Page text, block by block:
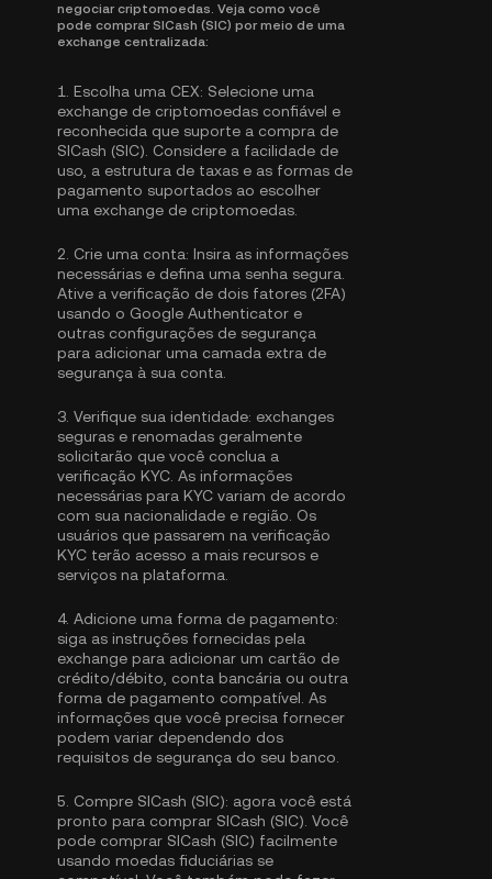
negociar criptomoedas. Veja como você
pode comprar SICash (SIC) por meio de uma
exchange centralizada:
1. Escolha uma CEX: Selecione uma
exchange de criptomoedas confiável e
reconhecida que suporte a compra de
SICash (SIC). Considere a facilidade de
uso, a estrutura de taxas e as formas de
pagamento suportados ao escolher
uma exchange de criptomoedas.
2. Crie uma conta: Insira as informações
necessárias e defina uma senha segura.
Ative a verificação de dois fatores (2FA)
usando o Google Authenticator e
outras configurações de segurança
para adicionar uma camada extra de
segurança à sua conta.
3. Verifique sua identidade: exchanges
seguras e renomadas geralmente
solicitarão que você conclua a
verificação KYC . As informações
necessárias para KYC variam de acordo
com sua nacionalidade e região. Os
usuários que passarem na verificação
KYC terão acesso a mais recursos e
serviços na plataforma.
4. Adicione uma forma de pagamento:
siga as instruções fornecidas pela
exchange para adicionar um cartão de
crédito/débito, conta bancária ou outra
forma de pagamento compatível. As
informações que você precisa fornecer
podem variar dependendo dos
requisitos de segurança do seu banco.
5. Compre SICash (SIC): agora você está
pronto para comprar SICash (SIC). Você
pode comprar SICash (SIC) facilmente
usando moedas fiduciárias se